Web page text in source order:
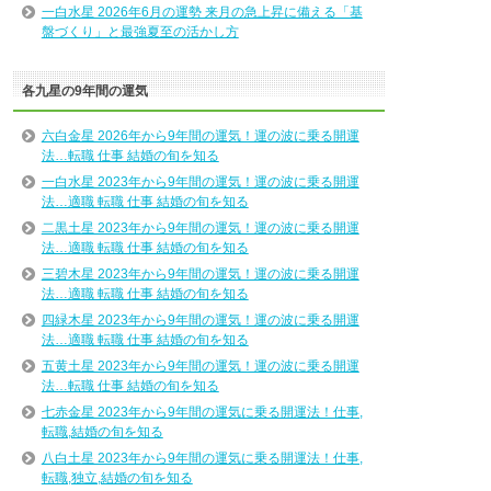
一白水星 2026年6月の運勢 来月の急上昇に備える「基
盤づくり」と最強夏至の活かし方
各九星の9年間の運気
六白金星 2026年から9年間の運気！運の波に乗る開運
法…転職 仕事 結婚の旬を知る
一白水星 2023年から9年間の運気！運の波に乗る開運
法…適職 転職 仕事 結婚の旬を知る
二黒土星 2023年から9年間の運気！運の波に乗る開運
法…適職 転職 仕事 結婚の旬を知る
三碧木星 2023年から9年間の運気！運の波に乗る開運
法…適職 転職 仕事 結婚の旬を知る
四緑木星 2023年から9年間の運気！運の波に乗る開運
法…適職 転職 仕事 結婚の旬を知る
五黄土星 2023年から9年間の運気！運の波に乗る開運
法…転職 仕事 結婚の旬を知る
七赤金星 2023年から9年間の運気に乗る開運法！仕事,
転職,結婚の旬を知る
八白土星 2023年から9年間の運気に乗る開運法！仕事,
転職,独立,結婚の旬を知る